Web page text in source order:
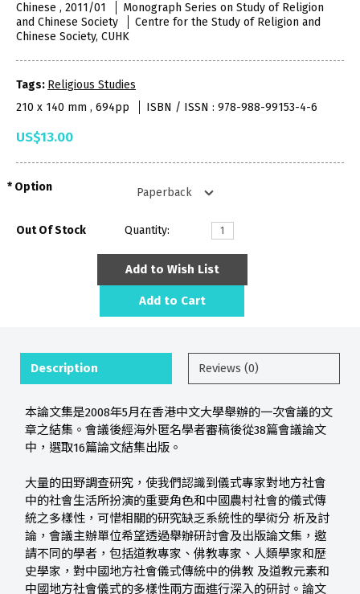
Chinese , 2011/01
Monograph Series on Study of Religion
and Chinese Society
Centre for the Study of Religion and
Chinese Society, CUHK
Tags: Religious Studies
210 x 140 mm , 694pp
ISBN / ISSN : 978-988-99153-4-6
US$13.00
Option
Out Of Stock Quantity:
Add to Wish List
Add to Cart
Description Reviews (0)
本論文集是2008年5月在香港中文大學舉辦的一次會議的文
章之結集。會議後經海外匿名學者審稿後從38篇會議論文
中，選取16篇論文結集出版。
大量的田野調查研究，使我們認識到儀式專家對地方社會
中的社會生活所扮演的重要角色和中國農村社會的儀式傳
統之多樣性，可惜相關的研究缺乏系統性的學術分 析及討
論，會議主辦單位希望透過舉辦研討會及出版論文集，邀
請不同的學者，包括道教專家、佛教專家、人類學家和歷
史學家，對中國地方社會儀式傳統中的佛教 及道教元素和
中國地方社會儀式的多樣性兩方面進行深入的研討。論文